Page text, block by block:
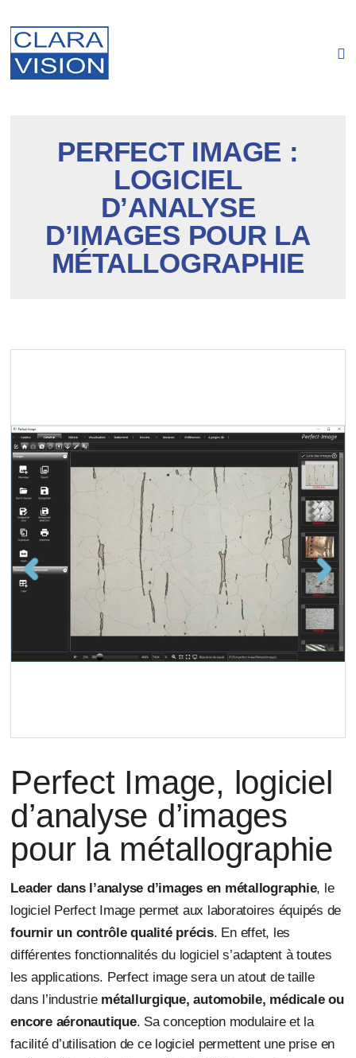
PERFECT IMAGE :
LOGICIEL
D’ANALYSE
D’IMAGES POUR LA
MÉTALLOGRAPHIE
Perfect Image, logiciel
d’analyse d’images
pour la métallographie
Leader dans l’analyse d’images en métallographie, le
logiciel Perfect Image permet aux laboratoires équipés de
fournir un contrôle qualité précis. En effet, les
différentes fonctionnalités du logiciel s’adaptent à toutes
les applications. Perfect image sera un atout de taille
dans l’industrie métallurgique, automobile, médicale ou
encore aéronautique. Sa conception modulaire et la
facilité d’utilisation de ce logiciel permettent une prise en